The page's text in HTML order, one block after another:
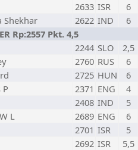
2633 ISR
6
Shekhar 2622 IND
6
Rp:2557 Pkt. 4,5
2244 SLO
2,5
2760 RUS
6
2725 HUN
6
P 2371 ENG
4
2408 IND
5
L 2689 ENG
6
2701 ISR
5
2692 ISR
5,5